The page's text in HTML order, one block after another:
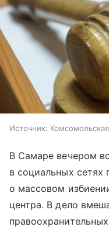
Источник:
В Самаре вечером
в социальных сетях
о массовом
центра. В дело